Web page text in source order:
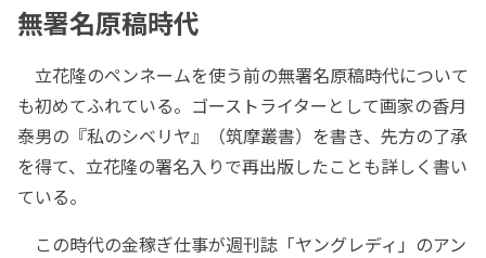
無署名原稿時代
立花隆のペンネームを使う前の無署名原稿時代について
も初めてふれている。ゴーストライターとして画家の香月
泰男の『私のシベリヤ』（筑摩叢書）を書き、先方の了承
を得て、立花隆の署名入りで再出版したことも詳しく書い
ている。
この時代の金稼ぎ仕事が週刊誌「ヤングレディ」のアン